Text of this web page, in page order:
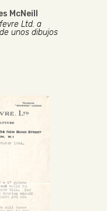
McNeill
Ltd. a
unos dibujos